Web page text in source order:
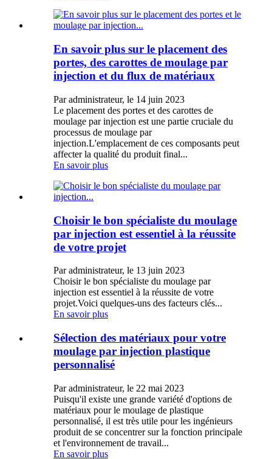
En savoir plus sur le placement des
portes, des carottes de moulage par
injection et du flux de matériaux
Par administrateur, le 14 juin 2023
Le placement des portes et des carottes de
moulage par injection est une partie cruciale du
processus de moulage par
injection.L'emplacement de ces composants peut
affecter la qualité du produit final...
En savoir plus
Choisir le bon spécialiste du moulage
par injection est essentiel à la réussite
de votre projet
Par administrateur, le 13 juin 2023
Choisir le bon spécialiste du moulage par
injection est essentiel à la réussite de votre
projet.Voici quelques-uns des facteurs clés...
En savoir plus
Sélection des matériaux pour votre
moulage par injection plastique
personnalisé
Par administrateur, le 22 mai 2023
Puisqu'il existe une grande variété d'options de
matériaux pour le moulage de plastique
personnalisé, il est très utile pour les ingénieurs
produit de se concentrer sur la fonction principale
et l'environnement de travail...
En savoir plus